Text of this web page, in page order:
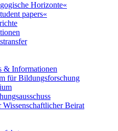
Horizonte«
papers«
& Informationen
für Bildungsforschung
Wissenschaftlicher Beirat